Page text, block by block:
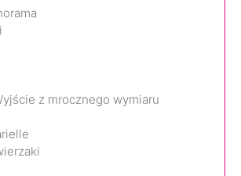
z mrocznego wymiaru